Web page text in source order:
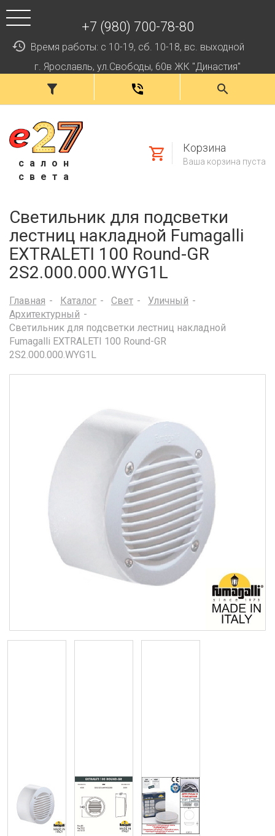
+7 (980) 700-78-80
Время работы: с 10-19, сб. 10-18, вс. выходной
г. Ярославль, ул.Свободы, 60в ЖК "Династия"
салон
света
Корзина
Ваша корзина пуста
Светильник для подсветки
лестниц накладной Fumagalli
EXTRALETI 100 Round-GR
2S2.000.000.WYG1L
Главная Каталог Свет
Уличный
Архитектурный
Светильник для подсветки лестниц накладной
Fumagalli EXTRALETI 100 Round-GR
2S2.000.000.WYG1L